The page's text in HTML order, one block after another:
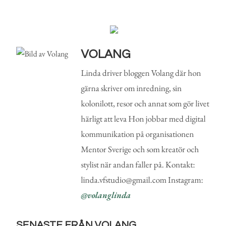
VOLANG
Linda driver bloggen Volang där hon
gärna skriver om inredning, sin
kolonilott, resor och annat som gör livet
härligt att leva Hon jobbar med digital
kommunikation på organisationen
Mentor Sverige och som kreatör och
stylist när andan faller på. Kontakt:
linda.vfstudio@gmail.com Instagram:
@volanglinda